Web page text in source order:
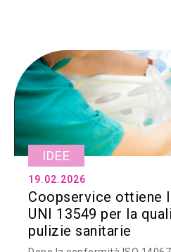
IDEE
19.02.2026
Coopservice ottiene
UNI 13549 per la
pulizie sanitarie